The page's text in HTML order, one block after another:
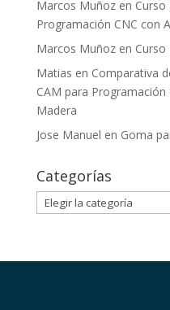
Marcos Muñozen
Programación CNC con
Marcos Muñozen Curso
Matias en Comparativa
CAM para Programación
Madera
Jose Manuel en Goma
Categorías
Categorías